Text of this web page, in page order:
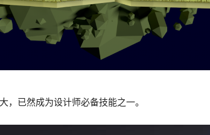
，已然成为设计师必备技能之一。